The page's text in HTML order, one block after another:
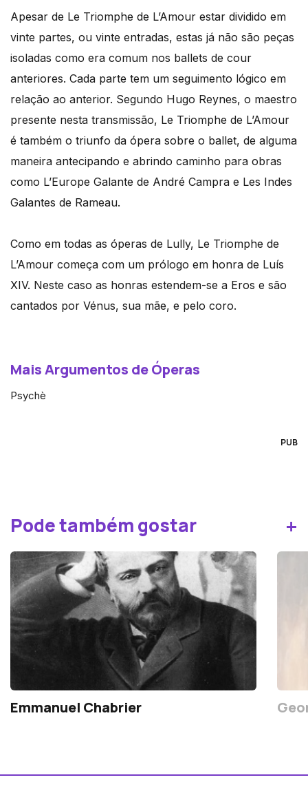
Apesar de Le Triomphe de L’Amour estar dividido em
vinte partes, ou vinte entradas, estas já não são peças
isoladas como era comum nos ballets de cour
anteriores. Cada parte tem um seguimento lógico em
relação ao anterior. Segundo Hugo Reynes, o maestro
presente nesta transmissão, Le Triomphe de L’Amour
é também o triunfo da ópera sobre o ballet, de alguma
maneira antecipando e abrindo caminho para obras
como L’Europe Galante de André Campra e Les Indes
Galantes de Rameau.
Como em todas as óperas de Lully, Le Triomphe de
L’Amour começa com um prólogo em honra de Luís
XIV. Neste caso as honras estendem-se a Eros e são
cantados por Vénus, sua mãe, e pelo coro.
Mais Argumentos de Óperas
Psychè
PUB
Pode também gostar +
Emmanuel Chabrier